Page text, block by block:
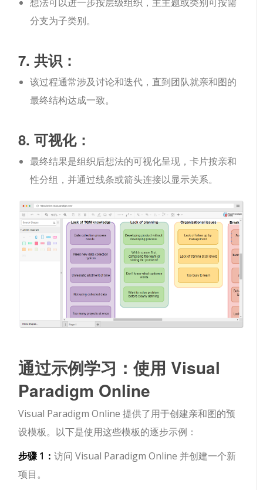
分支为子类别。
7. 共识：
该过程通常涉及讨论和迭代，直到团队就亲和图的
最终结构达成一致。
8. 可视化：
最终结果是组织后想法的可视化呈现，卡片按亲和
性分组，并通过线条或箭头连接以显示关系。
通过示例学习：使用 Visual
Paradigm Online
Visual Paradigm Online 提供了用于创建亲和图的预
设模板。以下是使用这些模板的逐步示例：
步骤 1：访问 Visual Paradigm Online 并创建一个新
项目。